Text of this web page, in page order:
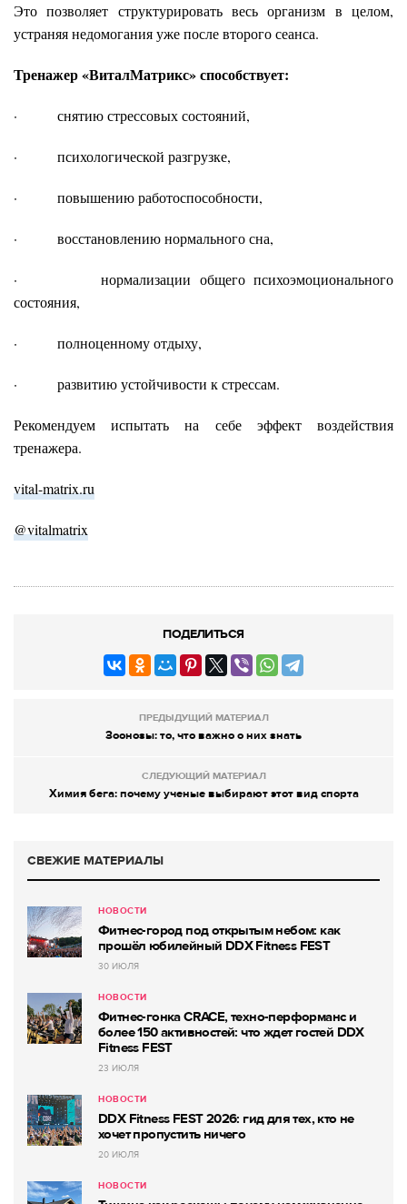
Это позволяет структурировать весь организм в целом,
устраняя недомогания уже после второго сеанса.
Тренажер «ВиталМатрикс» способствует:
· снятию стрессовых состояний,
· психологической разгрузке,
· повышению работоспособности,
· восстановлению нормального сна,
· нормализации общего психоэмоционального
состояния,
· полноценному отдыху,
· развитию устойчивости к стрессам.
Рекомендуем испытать на себе эффект воздействия
тренажера.
vital-matrix.ru
@vitalmatrix
ПОДЕЛИТЬСЯ
ПРЕДЫДУЩИЙ МАТЕРИАЛ
Зоонозы: то, что важно о них знать
СЛЕДУЮЩИЙ МАТЕРИАЛ
Химия бега: почему ученые выбирают этот вид спорта
СВЕЖИЕ МАТЕРИАЛЫ
НОВОСТИ
Фитнес-город под открытым небом: как
прошёл юбилейный DDX Fitness FEST
30 ИЮЛЯ
НОВОСТИ
Фитнес-гонка CRACE, техно-перформанс и
более 150 активностей: что ждет гостей DDX
Fitness FEST
23 ИЮЛЯ
НОВОСТИ
DDX Fitness FEST 2026: гид для тех, кто не
хочет пропустить ничего
20 ИЮЛЯ
НОВОСТИ